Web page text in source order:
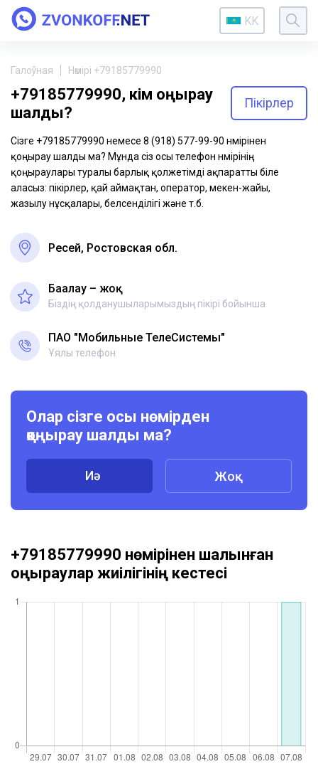
KK
Галоўная Нөмірі +79185779990
+79185779990, кім қоңырау
шалды?
Пікірлер
Сізге +79185779990 немесе 8 (918) 577-99-90 нөмірінен
қоңырау шалды ма? Мұнда сіз осы телефон нөмірінің
қоңыраулары туралы барлық қолжетімді ақпаратты біле
аласыз: пікірлер, қай аймақтан, оператор, мекен-жайы,
жазылу нұсқалары, белсенділігі және т.б.
Ресей, Ростовская обл.
Бағалау – жоқ
Біздің қолданушыларымыздың пікірі бойынша
ПАО "Мобильные ТелеСистемы"
Ұялы телефон
Олар сізге осы нөмірден
қоңырау шалды ма?
Иә Жоқ
+79185779990 нөмірінен шалынған
қоңыраулар жиілігінің кестесі